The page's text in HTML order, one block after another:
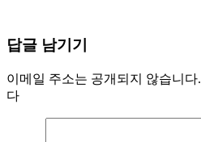
답글 남기기
이메일 주소는 공개되지 않습니다.
다